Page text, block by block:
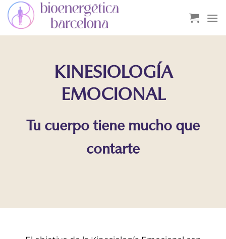
Saltar
contenido
KINESIOLOGÍA
EMOCIONAL
Tu cuerpo tiene mucho que
contarte